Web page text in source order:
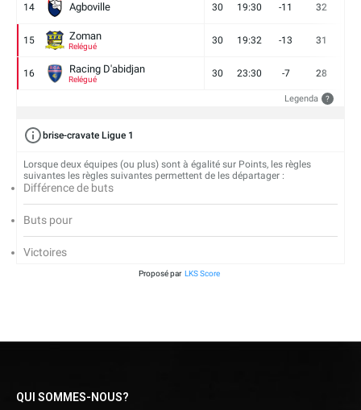
14 Agboville 30 19:30 -11 32
15 Zoman
Relégué
30 19:32 -13 31
16 Racing D'abidjan
Relégué
30 23:30 -7 28
Legenda ?
brise-cravate Ligue 1
Lorsque deux équipes (ou plus) sont à égalité sur Points, les règles
suivantes les règles suivantes permettent de les départager :
Différence de buts
Buts pour
Victoires
Proposé par LKS Score
QUI SOMMES-NOUS?